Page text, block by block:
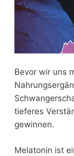
Bevor wir uns
tieferes
gewinnen.
Melatonin ist